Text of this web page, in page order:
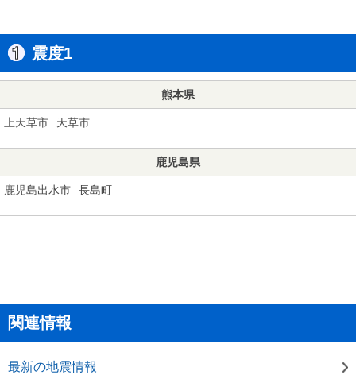
震度1
熊本県
上天草市 天草市
鹿児島県
鹿児島出水市 長島町
関連情報
最新の地震情報